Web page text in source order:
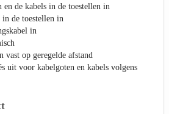
en de kabels in de toestellen in
in de toestellen in
in
vast op geregelde afstand
uit voor kabelgoten en kabels volgens